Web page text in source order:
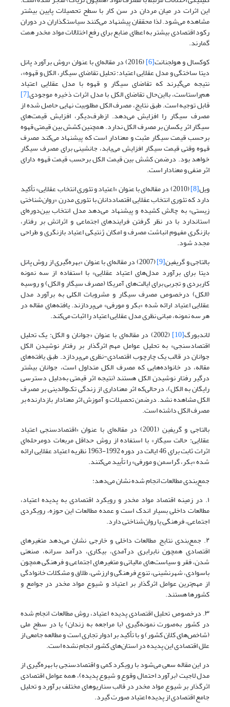
این اثرات در میان مردان در سن کار با سطح تحصیلات پایین بیشتر
مشاهده می‌شود. لذا محققان پیشنهاد می‌کنند سیاستگذاران در دوران
رکود اقتصادی بیشتر به اعطای منابع برای رفع اختلالات مواد مخدر همت
گمارند.
کوکسال و هولجنانت[6] (2016) در مقاله‌ای با عنوان «روش برآورد پانل
دیتا ساختگی و مدل عقلایی اعتیاد: تحلیل تقاضای سیگار، الکل و قهوه»،
نتیجه می‌گیرند که تقاضای سیگار و قهوه با مدل عقلایی اعتیاد
هم‌راستاست، بااین‌حال تقاضای الکل با مدل اثرات ذخیره موجودی[7]
قابل توجیه است. طبق نتایج، مصرف الکل مطلوبیت نهایی حاصل شده از
مصرف سیگار را افزایش می‌دهد. ازطرف‌دیگر، افزایش قیمت‌های
سیگار اثر یکسان بر مصرف الکل ندارد. همچنین کشش بین قیمتی قهوه
برحسب قیمت سیگار مثبت و معنا‌دار است که پیشنهاد می‌کند مصرف
قهوه وقتی قیمت سیگار افزایش می‌یابد، جانشینی برای مصرف سیگار
خواهد بود. درضمن کشش بین قیمت الکل برحسب قیمت قهوه دارای
اثر منفی و معنا‌دار است.
ویل[8] (2010) در مقاله‌ای با عنوان «اعتیاد و تئوری انتخاب عقلایی» تأکید
دارد که تئوری انتخاب عقلایی اقتصاددانان با تئوری مدرن «روان‌شناختی
زیستی» به چالش کشیده و پیشنهاد می‌دهد مدل انتخاب بین‌دوره‌ای
استاندارد با در نظر گرفتن فرایندهای اجتماعی و اثراتش بر رفتار،
بازنگری مفهوم انباشت مصرف و امکان ژنتیکی اعتیاد بازنگری و طراحی
مجدد شود.
بالتاجی و گریفین[9] (2007) در مقاله‌ای با عنوان «بهره‌گیری از روش پانل
دیتا برای برآورد مدل‌های اعتیاد عقلایی» با استفاده از سه نمونه
کاربردی و تجربی برای ایالت‌های آمریکا (مصرف سیگار و الکل) و روسیه
(الکل) درخصوص مصرف سیگار و مشروبات الکلی به برآورد مدل
عقلایی اعتیاد ارائه شده «بکر و مورفی» می‌پردازند. یافته‌های مقاله در
هر سه نمونه، مبانی نظری مدل عقلایی اعتیاد را اثبات می‌کند.
لاندبورگ[10] (2002) در مقاله‌ای با عنوان «جوانان و الکل: یک تحلیل
اقتصادسنجی» به تحلیل عوامل مهم اثرگذار بر رفتار نوشیدن الکل
جوانان در قالب یک چارچوب اقتصادی-نظری می‌پردازد. طبق یافته‌های
مقاله، در خانواده‌هایی که مصرف الکل متداول است، جوانان بیشتر
درگیر رفتار نوشیدن الکل هستند (نتیجه اثر قیمتی به‌دلیل دسترسی
رایگان به الکل)، درحالی‌که اثر معنا‌داری از زندگی تک‌والدینی بر مصرف
الکل مشاهده نشد. درضمن تحصیلات و آموزش اثر معنا‌دار بازدارنده بر
مصرف الکل داشته است.
بالتاجی و گریفین (2001) در مقاله‌ای با عنوان «اقتصادسنجی اعتیاد
عقلایی: حالت سیگار» با استفاده از روش حداقل مربعات دومرحله‌ای
اثرات ثابت برای 46 ایالت در دوره 1992-1963 نظریه اعتیاد عقلایی ارائه
شده «بکر، گراسمن و مورفی» را تأیید می‌کنند.
جمع‌بندی مطالعات انجام شده نشان می‌دهد:
۱. در زمینه اقتصاد مواد مخدر و رویکرد اقتصادی به پدیده اعتیاد،
مطالعات داخلی بسیار اندک است و عمده مطالعات این حوزه، رویکردی
اجتماعی، فرهنگی یا روان‌شناختی دارد.
۲. جمع‌بندی نتایج مطالعات داخلی و خارجی نشان می‌دهد متغیرهای
اقتصادی همچون نابرابری درآمدی، بیکاری، درآمد سرانه، صنعتی
شدن، فقر و سیاست‌های مالیاتی و متغیرهای اجتماعی و فرهنگی همچون
باسوادی، شهرنشینی، تنوع فرهنگی و ارزشی، طلاق و مشکلات خانوادگی
از مهم‌ترین عوامل اثرگذار بر اعتیاد و شیوع مواد مخدر در جوامع و
کشورها هستند.
۳. درخصوص تحلیل اقتصادی پدیده اعتیاد، روش مطالعات انجام شده
در کشور به‌صورت نمونه‌گیری (با مراجعه به زندان) یا در سطح ملی
(شاخص‌های کلان کشور) و با تأکید بر ادوار تجاری است و مطالعه جامعی از
علل اقتصادی این پدیده در استان‌های کشور انجام نشده است.
در این مقاله سعی می‌شود با رویکرد کمی و اقتصادسنجی با بهره‌گیری از
مدل لاجیت (برآورد احتمال وقوع و شیوع پدیده)، همه عوامل اقتصادی
اثرگذار بر شیوع مواد مخدر در قالب سناریوهای مختلف برآورد و تحلیل
جامع اقتصادی از پدیده اعتیاد صورت گیرد.